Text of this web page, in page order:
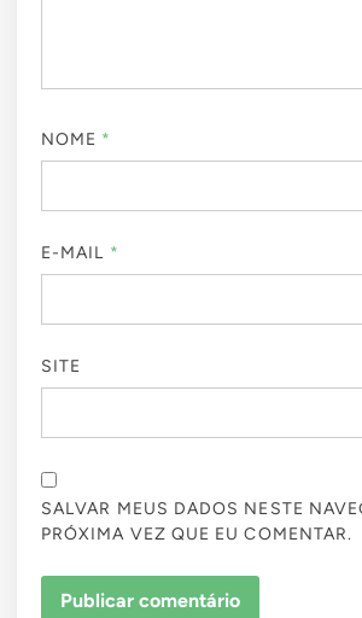
NOME *
E-MAIL *
SITE
SALVAR MEUS DADOS NESTE
PRÓXIMA VEZ QUE EU COMENTAR.